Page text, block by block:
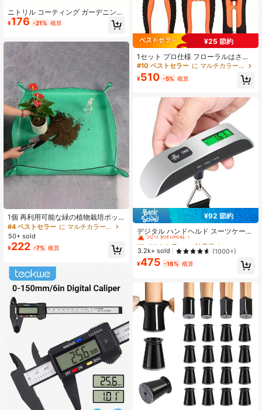
ニトリル コーティング ガーデニング
グローブ 2個セット、作業用手袋、
滑り止め、通気性、再利用可能、ガ
コーティンググローブ、再利用可能
(ブラック、ブルー)
¥176 -21% 概算
1個 再利用可能な緑の植物栽培ポッ
ト - 室内植物や緑の植栽に適してい
ます - バルコニーの植栽、土の入れ
替えに使えます - 快適なポットデザ
イン - 植物ケア用品、水やり用具、
ット付属 - 室内多肉植物の植え替
え、鉢植えに使える折りたたみ式厚
手の防水ガーデンマット
#4 ベストセラー
に マルチカラー ガーデンツール
50+ sold
¥222 -7% 概算
¥25 節約
1セット プロ仕様 フローラルはさ
み、ステンレス鋼刃 - ポータブル フ
ラワートリミングはさみセット、人
間工学に基づいた滑り止めハンド
モダンメタル刃剪定ばさみ、花、果
物、野菜のトリミングに効率的な園
芸用品 | ポータブルハンドル | トリミ
ングはさみ
#10 ベストセラー に マルチカラー ガーデンツール
¥510 -5% 概算
¥92 節約
デジタル ハンドヘルド スーツケール
スケール 50kg/110lbs 、バックライ
トLCD表示、電池式、0.1精度、ABS
マテリアル、携帯用スプリングスケ
ール トラベル用
#1 ベストセラー に 計量器
売り切れ間近！
#1 ベストセラー に 計量器
売り切れ間近！
#1 ベストセラー に 計量器
売り切れ間近！
#1 ベストセラー に 計量器
3.2k+ sold (1000+)
¥475 -16% 概算
#1 ベストセラー 丸い 家具パッド